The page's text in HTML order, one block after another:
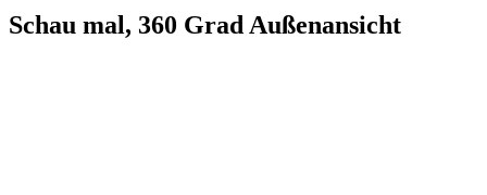
Schau mal, 360 Grad Außenansicht